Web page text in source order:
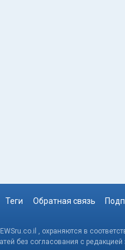
Теги Обратная связь
, охраняются в
без согласования с